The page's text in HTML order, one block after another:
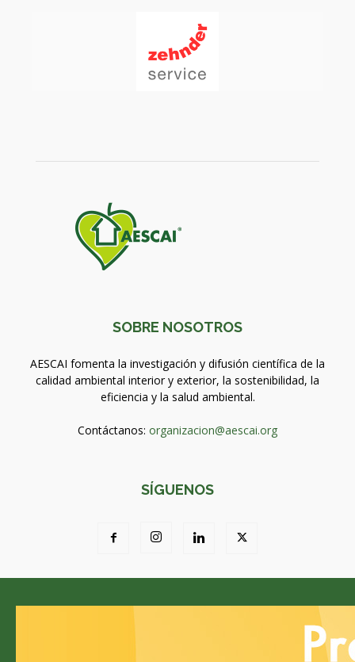
SOBRE NOSOTROS
AESCAI fomenta la investigación y difusión científica de la
calidad ambiental interior y exterior, la sostenibilidad, la
eficiencia y la salud ambiental.
Contáctanos: organizacion@aescai.org
SÍGUENOS